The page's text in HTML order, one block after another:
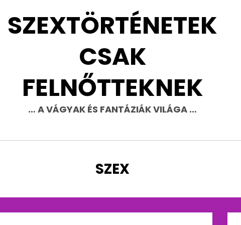
SZEXTÖRTÉNETEK
CSAK
FELNŐTTEKNEK
… A VÁGYAK ÉS FANTÁZIÁK VILÁGA …
CÍMKE
:
SZEX